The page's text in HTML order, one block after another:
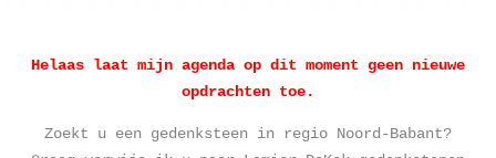
Helaas laat mijn agenda op dit moment geen nieuwe
opdrachten toe.
Zoekt u een gedenksteen in regio Noord-Babant?